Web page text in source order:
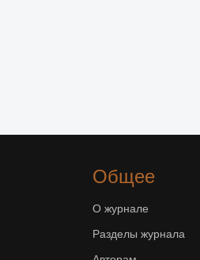
Общее
О журнале
Разделы журнала